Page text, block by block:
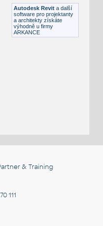
Autodesk Revit a další
software pro projektanty
a architekty získáte
výhodně u firmy
ARKANCE
& Training
111